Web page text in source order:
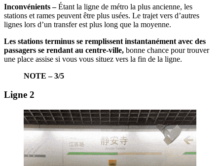
Inconvénients –Étant la ligne de métro la plus ancienne, les
stations et rames peuvent être plus usées. Le trajet vers d’autres
lignes lors d’un transfer est plus long que la moyenne.
Les stations terminus se remplissent instantanément avec des
passagers se rendant au centre-ville, bonne chance pour trouver
une place assise si vous vous situez vers la fin de la ligne.
NOTE – 3/5
Ligne 2